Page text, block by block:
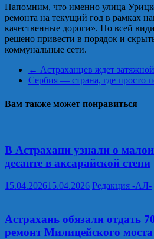
Напомним, что именно улица
ремонта на текущий год в рамках
качественные дороги». По всей
решено привести в порядок и
коммунальные сети.
← Астраханцев ждет
Сербия — страна, где
Вам также может понравиться
В Астрахани узнали о
десанте в аксарайской степи
15.04.202615.04.2026 Редакция -АЛ-
Астрахань обязали отдать
ремонт Милицейского моста